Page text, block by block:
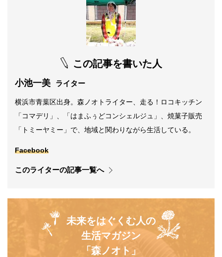
この記事を書いた人
小池一美 ライター
横浜市青葉区出身。森ノオトライター、走る！ロコキッチン
「コマデリ」、「はまふぅどコンシェルジュ」、焼菓子販売
「トミーヤミー」で、地域と関わりながら生活している。
Facebook
このライターの記事一覧へ
未来をはぐくむ人の
生活マガジン
「森ノオト」